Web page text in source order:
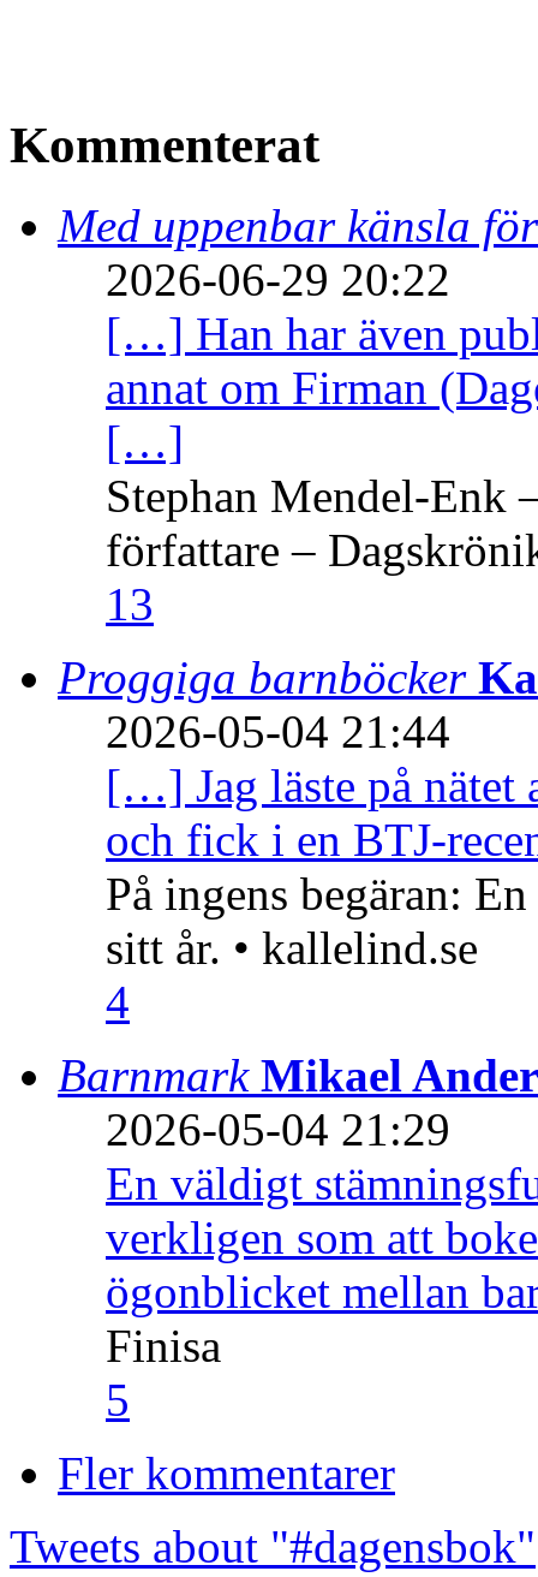
Kommenterat
Med uppenbar känsla
2026-06-29 20:22
[…] Han har även
annat om Firman
[…]
Stephan Mendel-Enk
författare –
13
Proggiga barnböcker
2026-05-04 21:44
[…] Jag läste på nätet
och fick i en BTJ-
På ingens begäran:
sitt år. • kallelind.se
4
Barnmark Mikael
2026-05-04 21:29
En väldigt
verkligen som att
ögonblicket mellan
Finisa
5
Fler kommentarer
Tweets about "#dagensbok"